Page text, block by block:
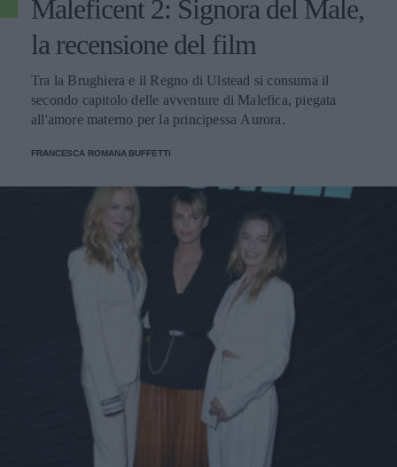
Maleficent 2: Signora del Male,
la recensione del film
Tra la Brughiera e il Regno di Ulstead si consuma il
secondo capitolo delle avventure di Malefica, piegata
all'amore materno per la principessa Aurora.
FRANCESCA ROMANA BUFFETTI